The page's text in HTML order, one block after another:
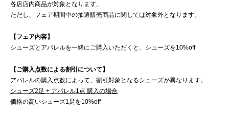
各店店内商品が対象となります。
ただし、フェア期間中の抽選販売商品に関しては対象外となります。
【フェア内容】
シューズとアパレルを一緒にご購入いただくと、シューズを10%off
【ご購入点数による割引について】
アパレルの購入点数によって、割引対象となるシューズが異なります。
シューズ2足 + アパレル1点 購入の場合
価格の高いシューズ1足を10%off